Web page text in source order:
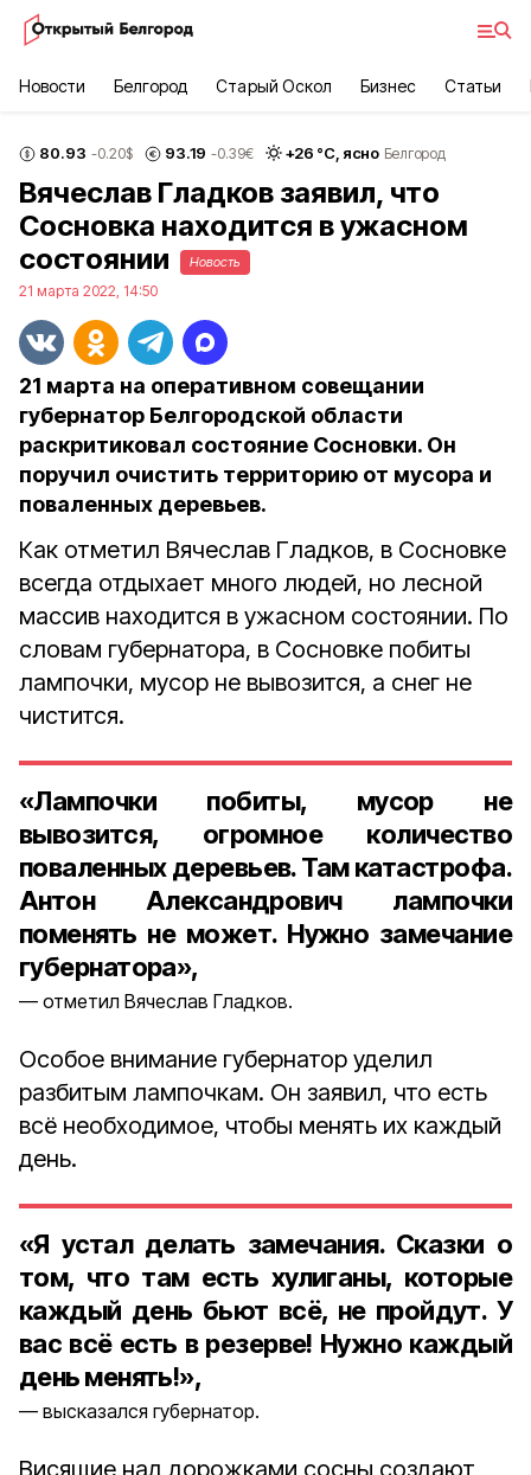
Новости Белгород Старый Оскол Бизнес Статьи
80.93 -0.20$ 93.19 -0.39€ +26 °С, ясно Белгород
Вячеслав Гладков заявил, что
Сосновка находится в ужасном
состоянии
Новость
21 марта 2022, 14:50
21 марта на оперативном совещании
губернатор Белгородской области
раскритиковал состояние Сосновки. Он
поручил очистить территорию от мусора и
поваленных деревьев.
Как отметил Вячеслав Гладков, в Сосновке
всегда отдыхает много людей, но лесной
массив находится в ужасном состоянии. По
словам губернатора, в Сосновке побиты
лампочки, мусор не вывозится, а снег не
чистится.
«Лампочки побиты, мусор не
вывозится, огромное количество
поваленных деревьев. Там катастрофа.
Антон Александрович лампочки
поменять не может. Нужно замечание
губернатора»,
отметил Вячеслав Гладков.
Особое внимание губернатор уделил
разбитым лампочкам. Он заявил, что есть
всё необходимое, чтобы менять их каждый
день.
«Я устал делать замечания. Сказки о
том, что там есть хулиганы, которые
каждый день бьют всё, не пройдут. У
вас всё есть в резерве! Нужно каждый
день менять!»,
высказался губернатор.
Висящие над дорожками сосны создают